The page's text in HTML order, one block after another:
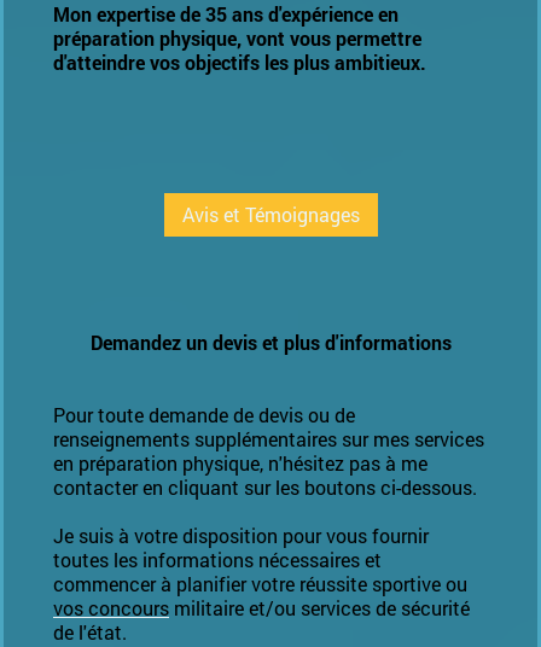
Mon expertisede 35 ans d'expérience en
préparation physique, vont vous permettre
d'atteindrevosobjectifs les plusambitieux.
Avis et Témoignages
Demandez un devis et plus d'informations
Pour toute demande de devis ou de
renseignements supplémentaires sur mes services
en préparation physique, n'hésitez pas à me
contacter en cliquant sur les boutons ci-dessous.
Je suis à votre disposition pour vous fournir
toutes les informations nécessaires et
commencer à planifier votre réussite sportive ou
vos concours militaire et/ou services de sécurité
de l'état.